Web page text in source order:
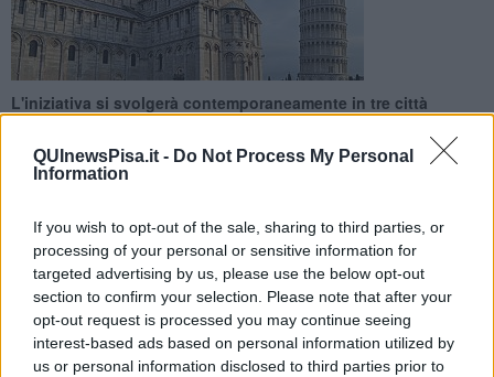
QUInewsPisa.it - Do Not Process My Personal
Information
If you wish to opt-out of the sale, sharing to third parties, or
processing of your personal or sensitive information for
targeted advertising by us, please use the below opt-out
section to confirm your selection. Please note that after your
opt-out request is processed you may continue seeing
interest-based ads based on personal information utilized by
us or personal information disclosed to third parties prior to
L'iniziativa si svolgerà contemporaneamente in tre città
PISA — La città ospiterà la nona
Giornata nazionale dello sport
paralimpico,che si terrà in contemporeanea anche a Salerno e
Reggio Calabria. L'appuntamento è per domani, sabato 3 ottobre.
Organizzata dal Cip nazionale e dalla Fondazione paralimpica, in
collaborazione con Comitato regionale Toscana, Inail, Miur,